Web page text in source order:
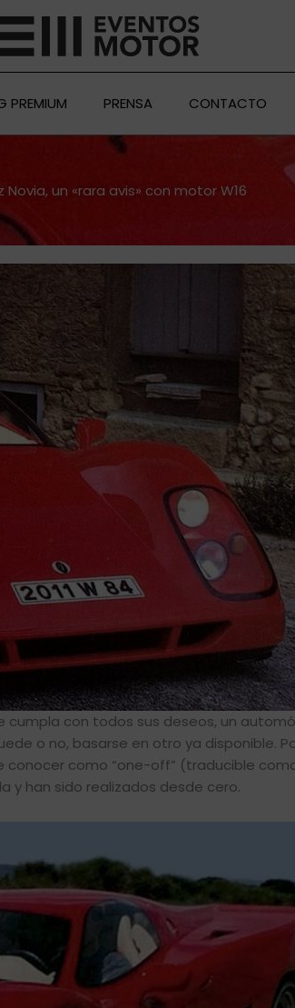
PREMIUM PRENSA CONTACTO
Novia, un «rara avis» con motor W16
con todos sus deseos, un
o no, basarse en otro ya disponible.
conocer como “one-off” (traducible
y han sido realizados desde cero.